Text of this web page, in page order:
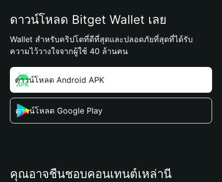
ดาวน์โหลด Bitget Wallet เลย
Wallet สำหรับคริปโตที่ดีที่สุดและปลอดภัยที่สุดที่ได้รับ
ความไว้วางใจจากผู้ใช้ 40 ล้านคน
ดาวน์โหลด Android APK
ดาวน์โหลด Google Play
คุณอาจชื่นชอบคอนเทนต์เหล่านี้